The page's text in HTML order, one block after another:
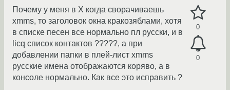
0
0
Почему у меня в X когда сворачиваешь
xmms, то заголовок окна кракозяблами, хотя
в списке песен все нормально пл русски, и в
licq список контактов ?????, а при
добавлении папки в плей-лист xmms
русские имена отображаются коряво, а в
консоле нормально. Как все это исправить ?